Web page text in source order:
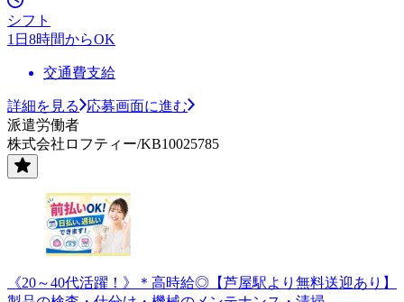
シフト
1日8時間からOK
交通費支給
詳細を見る
応募画面に進む
派遣労働者
株式会社ロフティー/KB10025785
《20～40代活躍！》＊高時給◎【芦屋駅より無料送迎あり】